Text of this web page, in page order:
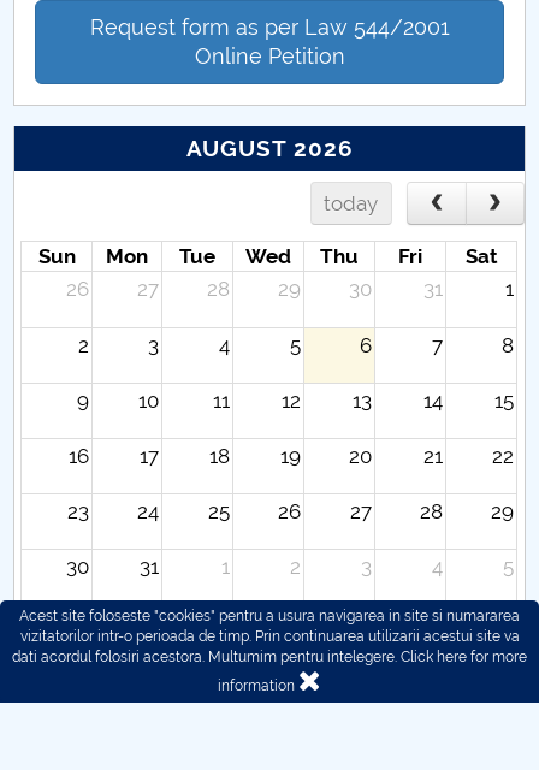
Request form as per Law 544/2001
Online Petition
AUGUST 2026
today
Sun Mon Tue Wed Thu Fri
Sat
26
27 28 29 30 31 1
2 3 4 5 6 7 8
9 10 11 12 13 14 15
16 17 18 19 20 21 22
23 24 25 26 27 28 29
30 31 1 2 3 4 5
Acest site foloseste "cookies" pentru a usura navigarea in site si numararea
vizitatorilor intr-o perioada de timp. Prin continuarea utilizarii acestui site va
dati acordul folosiri acestora. Multumim pentru intelegere. Click here for more
information